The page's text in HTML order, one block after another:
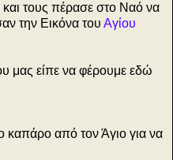
τους πέρασε στο Ναό να
την Εικόνα του Αγίου
μας είπε να φέρουμε εδώ
καπάρο από τον Άγιο για να